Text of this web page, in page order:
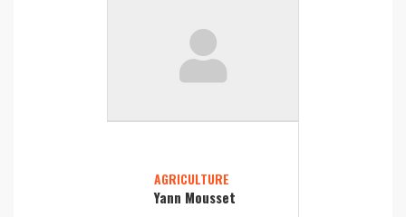
AGRICULTURE
Yann Mousset